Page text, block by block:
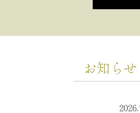
お知らせ